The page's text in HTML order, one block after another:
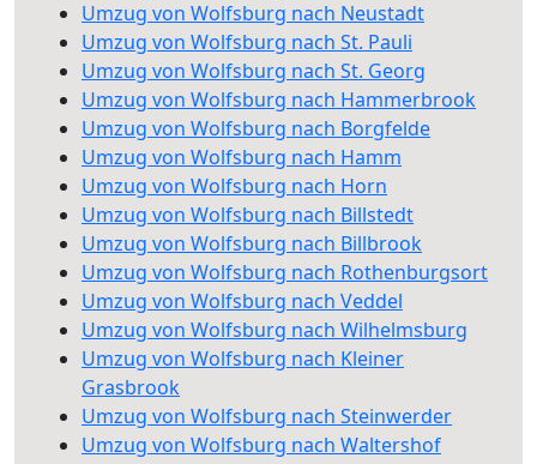
Umzug von Wolfsburg nach Neustadt
Umzug von Wolfsburg nach St. Pauli
Umzug von Wolfsburg nach St. Georg
Umzug von Wolfsburg nach Hammerbrook
Umzug von Wolfsburg nach Borgfelde
Umzug von Wolfsburg nach Hamm
Umzug von Wolfsburg nach Horn
Umzug von Wolfsburg nach Billstedt
Umzug von Wolfsburg nach Billbrook
Umzug von Wolfsburg nach Rothenburgsort
Umzug von Wolfsburg nach Veddel
Umzug von Wolfsburg nach Wilhelmsburg
Umzug von Wolfsburg nach Kleiner
Grasbrook
Umzug von Wolfsburg nach Steinwerder
Umzug von Wolfsburg nach Waltershof